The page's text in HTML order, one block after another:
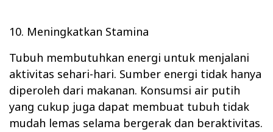
10. Meningkatkan Stamina
Tubuh membutuhkan energi untuk menjalani
aktivitas sehari-hari. Sumber energi tidak hanya
diperoleh dari makanan. Konsumsi air putih
yang cukup juga dapat membuat tubuh tidak
mudah lemas selama bergerak dan beraktivitas.